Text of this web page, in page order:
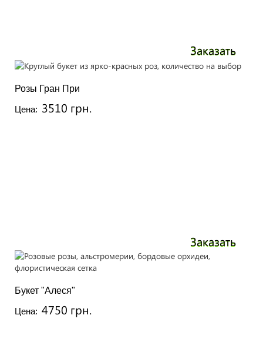
Заказать
Розы Гран При
Цена: 3510 грн.
Заказать
Букет "Алеся"
Цена: 4750 грн.